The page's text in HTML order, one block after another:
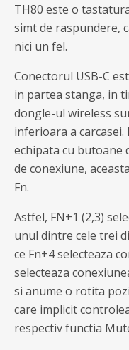
TH80 este o
simt de raspundere,
nici un fel.
Conectorul USB-C
in partea stanga, in
dongle-ul wireless
inferioara a
echipata cu butoane
de conexiune,
Fn.
Astfel, FN+1 (2,3)
unul dintre cele trei
ce Fn+4 selecteaza
selecteaza
si anume o rotita
care implicit
respectiv functia